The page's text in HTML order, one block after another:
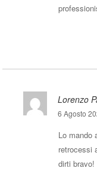
Lorenzo
6 Agosto
Lo mando
retrocessi
dirti